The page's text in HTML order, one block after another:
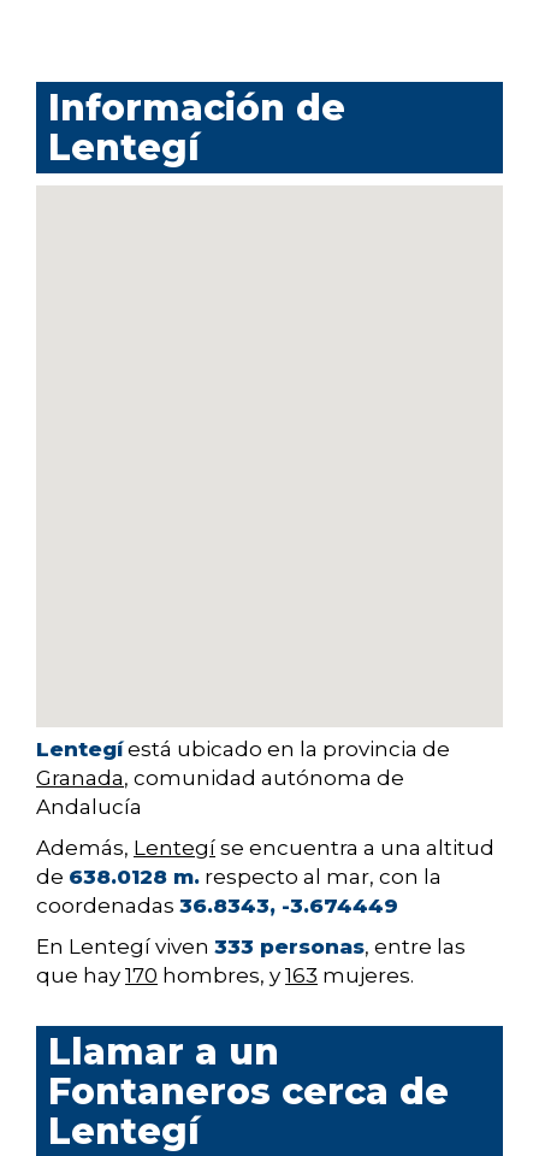
Información de
Lentegí
Lentegíestá ubicado en la provincia de
Granada, comunidad autónoma de
Andalucía
Además, Lentegí se encuentra a una altitud
de 638.0128 m. respecto al mar, con la
coordenadas 36.8343, -3.674449
En Lentegí viven 333 personas, entre las
que hay 170 hombres, y 163 mujeres.
Llamar a un
Fontaneros cerca de
Lentegí